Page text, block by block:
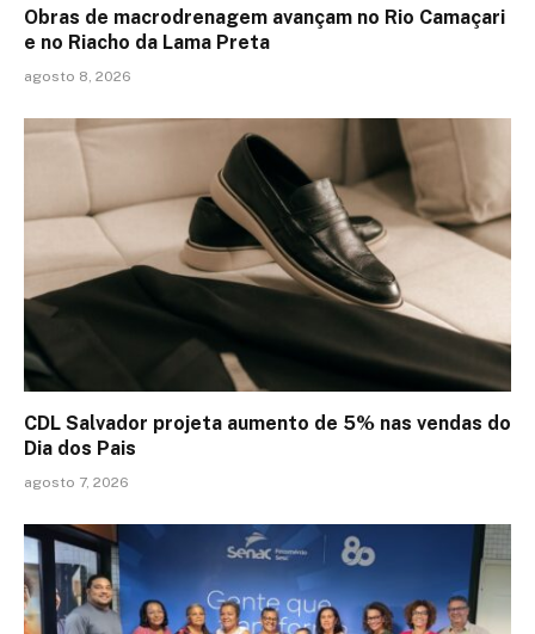
Obras de macrodrenagem avançam no Rio Camaçari
e no Riacho da Lama Preta
agosto 8, 2026
CDL Salvador projeta aumento de 5% nas vendas do
Dia dos Pais
agosto 7, 2026